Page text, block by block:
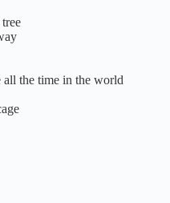
all the time in the world